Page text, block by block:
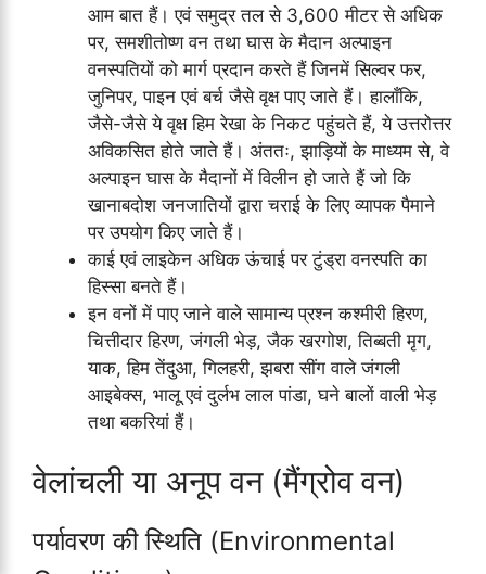
आम बात हैं। एवं समुद्र तल से 3,600 मीटर से अधिक
पर, समशीतोष्ण वन तथा घास के मैदान अल्पाइन
वनस्पतियों को मार्ग प्रदान करते हैं जिनमें सिल्वर फर,
जुनिपर, पाइन एवं बर्च जैसे वृक्ष पाए जाते हैं। हालाँकि,
जैसे-जैसे ये वृक्ष हिम रेखा के निकट पहुंचते हैं, ये उत्तरोत्तर
अविकसित होते जाते हैं। अंततः, झाड़ियों के माध्यम से, वे
अल्पाइन घास के मैदानों में विलीन हो जाते हैं जो कि
खानाबदोश जनजातियों द्वारा चराई के लिए व्यापक पैमाने
पर उपयोग किए जाते हैं।
काई एवं लाइकेन अधिक ऊंचाई पर टुंड्रा वनस्पति का
हिस्सा बनते हैं।
इन वनों में पाए जाने वाले सामान्य प्रश्न कश्मीरी हिरण,
चित्तीदार हिरण, जंगली भेड़, जैक खरगोश, तिब्बती मृग,
याक, हिम तेंदुआ, गिलहरी, झबरा सींग वाले जंगली
आइबेक्स, भालू एवं दुर्लभ लाल पांडा, घने बालों वाली भेड़
तथा बकरियां हैं।
वेलांचली या अनूप वन (मैंग्रोव वन)
पर्यावरण की स्थिति (Environmental